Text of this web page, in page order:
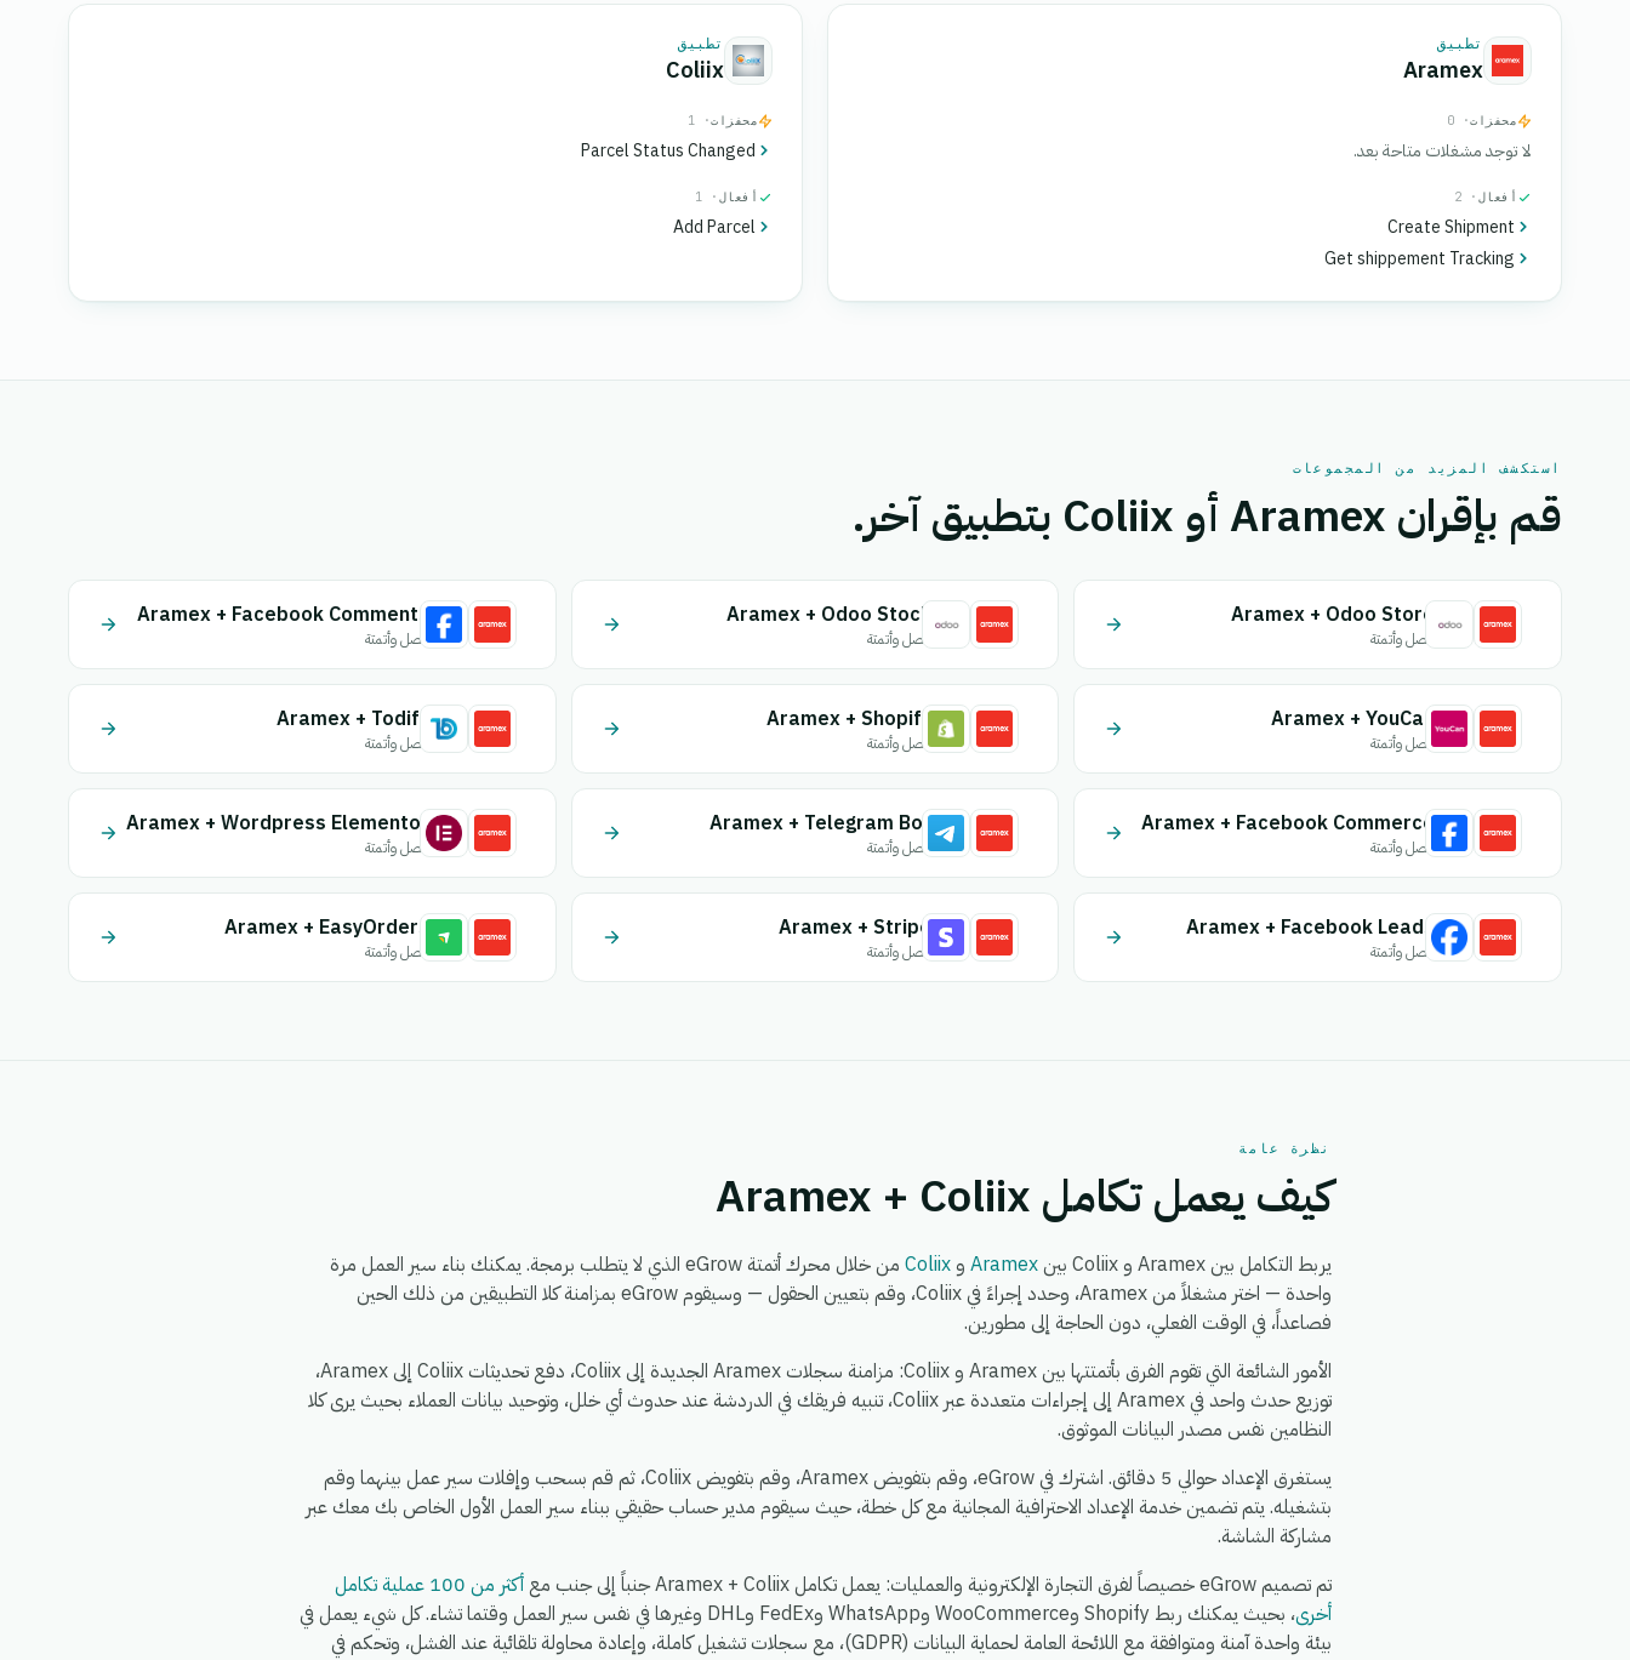
تطبيق
Aramex
محفزات· 0
لا توجد مشغلات متاحة بعد.
أفعال · 2
Create Shipment
Get shippement Tracking
تطبيق
Coliix
محفزات· 1
Parcel Status Changed
أفعال · 1
Add Parcel
استكشف المزيد من المجموعات
قم بإقران Aramex أو Coliix بتطبيق آخر.
Aramex + Odoo Store
اتصل وأتمتة
Aramex + Odoo Stock
اتصل وأتمتة
Aramex + Facebook Comments
اتصل وأتمتة
Aramex + YouCan
اتصل وأتمتة
Aramex + Shopify
اتصل وأتمتة
Aramex + Todify
اتصل وأتمتة
Aramex + Facebook Commerce
اتصل وأتمتة
Aramex + Telegram Bot
اتصل وأتمتة
Aramex + Wordpress Elementor
اتصل وأتمتة
Aramex + Facebook Leads
اتصل وأتمتة
Aramex + Stripe
اتصل وأتمتة
Aramex + EasyOrders
اتصل وأتمتة
نظرة عامة
كيف يعمل تكامل Aramex + Coliix
يربط التكامل بين Aramex و Coliix بين Aramex و Coliix
من خلال محرك أتمتة eGrow الذي لا يتطلب برمجة. يمكنك بناء سير العمل مرة
واحدة — اختر مشغلاً من Aramex، وحدد إجراءً في Coliix، وقم بتعيين الحقول — وسيقوم eGrow بمزامنة كلا التطبيقين من ذلك الحين
فصاعداً، في الوقت الفعلي، دون الحاجة إلى مطورين.
الأمور الشائعة التي تقوم الفرق بأتمتتها بين Aramex و Coliix: مزامنة سجلات Aramex الجديدة إلى Coliix، دفع تحديثات Coliix إلى Aramex،
توزيع حدث واحد في Aramex إلى إجراءات متعددة عبر Coliix، تنبيه فريقك في الدردشة عند حدوث أي خلل، وتوحيد بيانات العملاء بحيث يرى كلا
النظامين نفس مصدر البيانات الموثوق.
يستغرق الإعداد حوالي 5 دقائق. اشترك في eGrow، وقم بتفويض Aramex، وقم بتفويض Coliix، ثم قم بسحب وإفلات سير عمل بينهما وقم
بتشغيله. يتم تضمين خدمة الإعداد الاحترافية المجانية مع كل خطة، حيث سيقوم مدير حساب حقيقي ببناء سير العمل الأول الخاص بك معك عبر
مشاركة الشاشة.
تم تصميم eGrow خصيصاً لفرق التجارة الإلكترونية والعمليات: يعمل تكامل Aramex + Coliix جنباً إلى جنب مع
أكثر من 100 عملية تكامل
أخرى
، بحيث يمكنك ربط Shopify وWooCommerce وWhatsApp وFedEx وDHL وغيرها في نفس سير العمل وقتما تشاء. كل شيء يعمل في
بيئة واحدة آمنة ومتوافقة مع اللائحة العامة لحماية البيانات (GDPR)، مع سجلات تشغيل كاملة، وإعادة محاولة تلقائية عند الفشل، وتحكم في